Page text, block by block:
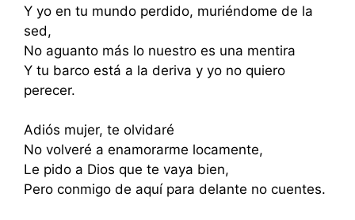
Y yo en tu mundo perdido, muriéndome de la
sed,
No aguanto más lo nuestro es una mentira
Y tu barco está a la deriva y yo no quiero
perecer.
Adiós mujer, te olvidaré
No volveré a enamorarme locamente,
Le pido a Dios que te vaya bien,
Pero conmigo de aquí para delante no cuentes.